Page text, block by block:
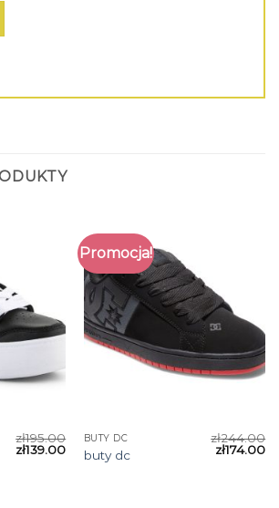
zł195.00
zł139.00
Promocja!
BUTY DC
buty dc
zł244.00
zł174.00